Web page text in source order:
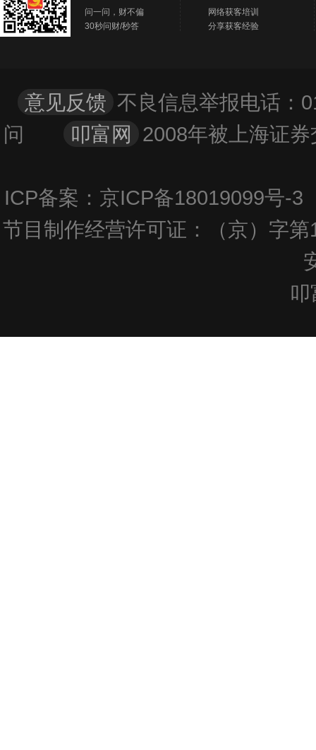
问一问，财不偏
30秒问财/秒答
网络获客培训
分享获客经验
意见反馈 不良信息举报电话
问
叩富网 2008年被上海证
ICP备案：京ICP备18019099
节目制作经营许可证：（京）